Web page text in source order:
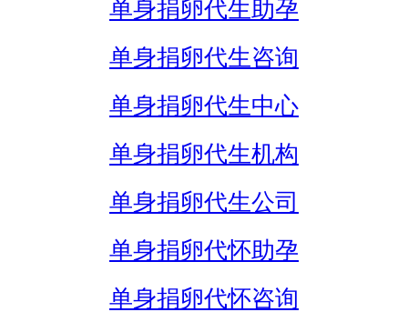
单身捐卵代生助孕
单身捐卵代生咨询
单身捐卵代生中心
单身捐卵代生机构
单身捐卵代生公司
单身捐卵代怀助孕
单身捐卵代怀咨询